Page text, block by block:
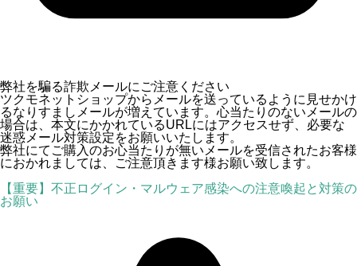
弊社を騙る詐欺メールにご注意ください
ツクモネットショップからメールを送っているように見せかけ
るなりすましメールが増えています。心当たりのないメールの
場合は、本文にかかれているURLにはアクセスせず、必要な
迷惑メール対策設定をお願いいたします。
弊社にてご購入のお心当たりが無いメールを受信されたお客様
におかれましては、ご注意頂きます様お願い致します。
【重要】不正ログイン・マルウェア感染への注意喚起と対策の
お願い